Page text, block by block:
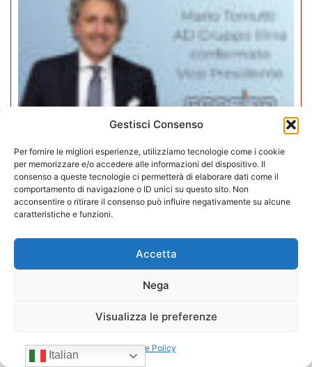
Gestisci Consenso
Per fornire le migliori esperienze, utilizziamo tecnologie come i cookie
per memorizzare e/o accedere alle informazioni del dispositivo. Il
consenso a queste tecnologie ci permetterà di elaborare dati come il
comportamento di navigazione o ID unici su questo sito. Non
acconsentire o ritirare il consenso può influire negativamente su alcune
caratteristiche e funzioni.
Accetta
Nega
Visualizza le preferenze
Cookie Policy
Mario Toniutti confermato Vice
Presidente di CONFIDA per il
quadriennio 2026-2030
15/07/2026
Italian